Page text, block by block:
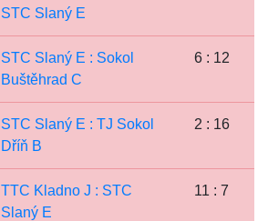
STC Slaný E
STC Slaný E : Sokol
Buštěhrad C
6 : 12
STC Slaný E : TJ Sokol
Dříň B
2 : 16
TTC Kladno J : STC
Slaný E
11 : 7